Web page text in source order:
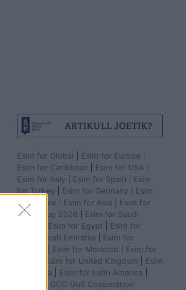
Esim for Global Esim for Europe
Esim for Caribbean
Esim for USA
Esim for Italy
Esim for Spain
Esim
for Turkey
Esim for Germany
Esim
for Greece
Esim for Asia
Esim for
World Cup 2026
Esim for Saudi
Esim for Egypt
Esim for
United Arab Emirates
Esim for
Esim for Morocco
Esim for
Esim for United Kingdom
Esim
for Africa
Esim for Latin America
Esim for GCC Gulf Cooperation